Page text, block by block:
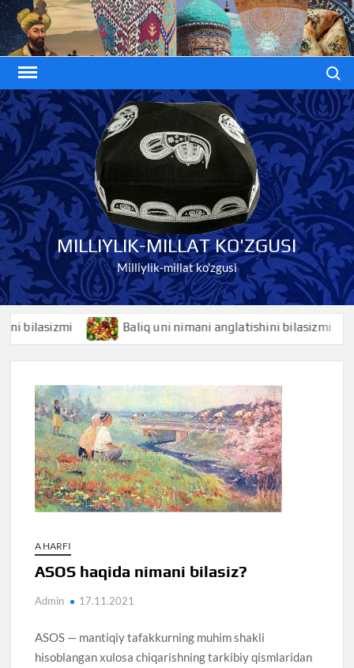
Skip
to
content
MILLIYLIK-MILLAT KO'ZGUSI
Milliylik-millat ko'zgusi
Baliq uni nimani anglatishini bilasizmi
A HARFI
ASOS haqida nimani bilasiz?
Admin 17.11.2021
ASOS — mantiqiy tafakkurning muhim shakli
hisoblangan xulosa chiqarishning tarkibiy qismlaridan